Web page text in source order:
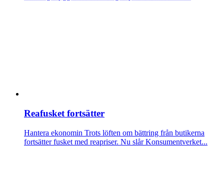
Reafusket fortsätter
Hantera ekonomin Trots löften om bättring från butikerna
fortsätter fusket med reapriser. Nu slår Konsumentverket...